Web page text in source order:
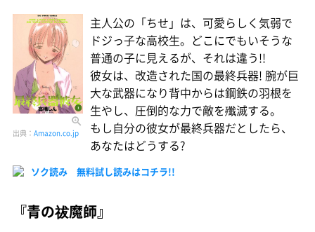
出典： Amazon.co.jp
主人公の「ちせ」は、可愛らしく気弱で
ドジっ子な高校生。どこにでもいそうな
普通の子に見えるが、それは違う!!
彼女は、改造された国の最終兵器! 腕が巨
大な武器になり背中からは鋼鉄の羽根を
生やし、圧倒的な力で敵を殲滅する。
もし自分の彼女が最終兵器だとしたら、
あなたはどうする?
ソク読み 無料試し読みはコチラ!!
『青の祓魔師』